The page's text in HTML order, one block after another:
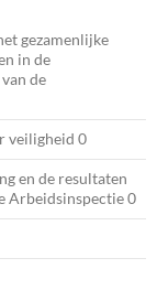
gezamenlijke
in de
de
veiligheid 0
en de resultaten
Arbeidsinspectie 0